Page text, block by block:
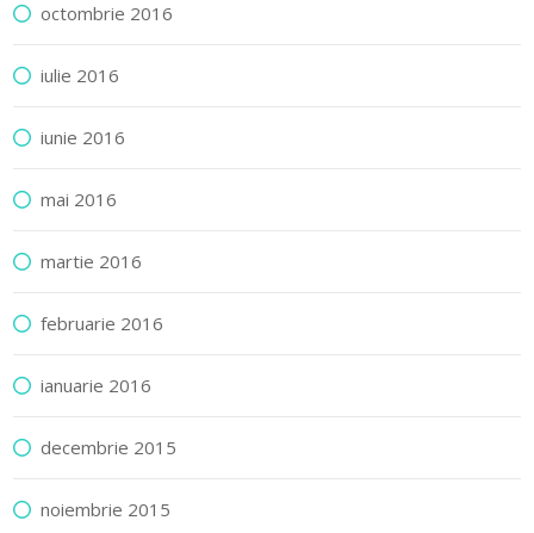
octombrie 2016
iulie 2016
iunie 2016
mai 2016
martie 2016
februarie 2016
ianuarie 2016
decembrie 2015
noiembrie 2015